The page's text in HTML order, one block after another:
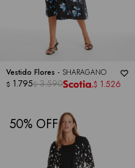
Vestido Flores - SHARAGANO
$ 1.795$ 3.590 $ 1.526
50